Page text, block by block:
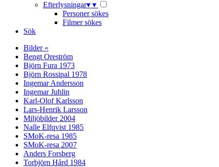
Efterlysningar▾ ▾
Personer sökes
Filmer sökes
Sök
Bilder «
Bengt Oreström
Björn Fura 1973
Björn Rossipal 1978
Ingemar Andersson
Ingemar Juhlin
Karl-Olof Karlsson
Lars-Henrik Larsson
Miljöbilder 2004
Nalle Elfqvist 1985
SMoK-resa 1985
SMoK-resa 2007
Anders Forsberg
Torbjörn Hård 1984